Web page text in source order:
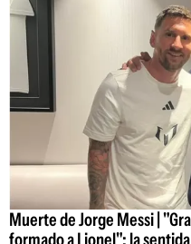
Muerte de Jorge Messi |
formado a Lionel": la